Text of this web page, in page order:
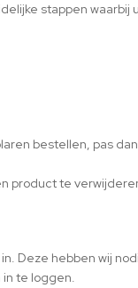
stappen
bestellen, pas
product te
Deze hebben wij
in te loggen.